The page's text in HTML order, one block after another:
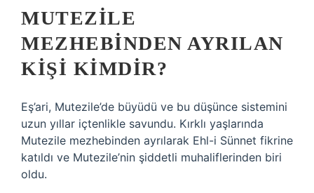
MUTEZILE
MEZHEBINDEN AYRILAN
KIŞI KIMDIR?
Eş’ari, Mutezile’de büyüdü ve bu düşünce sistemini
uzun yıllar içtenlikle savundu. Kırklı yaşlarında
Mutezile mezhebinden ayrılarak Ehl-i Sünnet fikrine
katıldı ve Mutezile’nin şiddetli muhaliflerinden biri
oldu.